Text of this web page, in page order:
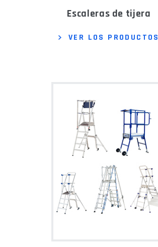
escaleras de tijera
VER LOS PRODUCTOS